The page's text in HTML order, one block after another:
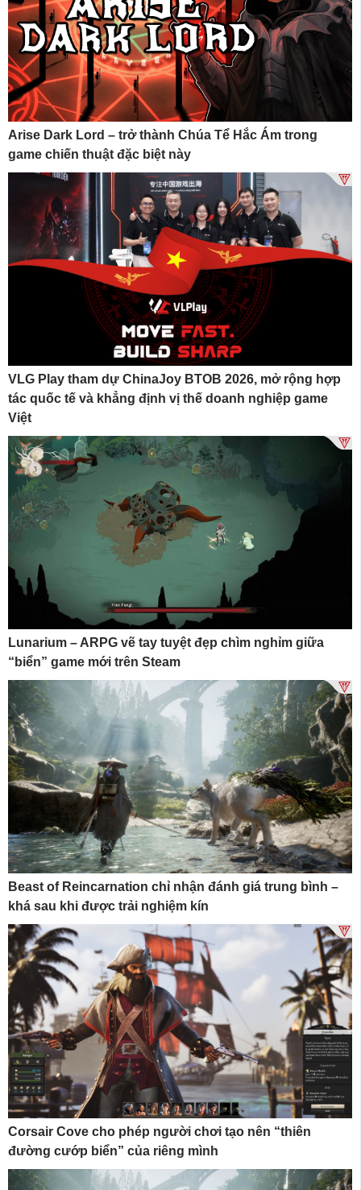
Arise Dark Lord – trở thành Chúa Tể Hắc Ám trong
game chiến thuật đặc biệt này
VLG Play tham dự ChinaJoy BTOB 2026, mở rộng hợp
tác quốc tế và khẳng định vị thế doanh nghiệp game
Việt
Lunarium – ARPG vẽ tay tuyệt đẹp chìm nghỉm giữa
“biển” game mới trên Steam
Beast of Reincarnation chỉ nhận đánh giá trung bình –
khá sau khi được trải nghiệm kín
Corsair Cove cho phép người chơi tạo nên “thiên
đường cướp biển” của riêng mình